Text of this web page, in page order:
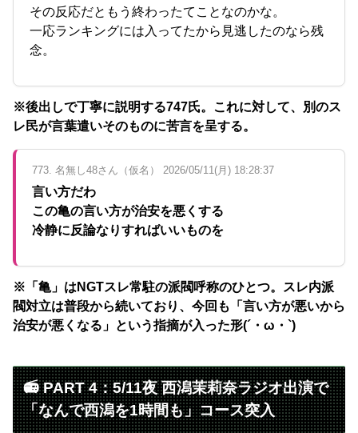
その反応だともう終わったてことなのかな。
一応ランキングには入ってたから見逃したのなら残
念。
※後出しで丁寧に説明する747氏。これに対して、別のス
レ民が言葉遣いそのものに苦言を呈する。
773. 名無し48さん（仮名） 2026/05/11(月) 18:28:37
言い方だわ
この亀の言い方が治安を悪くする
冷静に反論なりすればいいものを
※「亀」はNGTスレ常駐の派閥呼称のひとつ。スレ内派
閥対立は普段から続いており、今回も「言い方が悪いから
治安が悪くなる」という指摘が入った形(´・ω・`)
📻 PART 4：5/11夜 西潟茉莉奈ラジオ出演で
「なんで西潟を1時間も」コース突入